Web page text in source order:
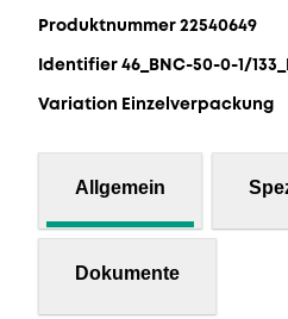
Produktnummer 22540649
Identifier 46_BNC-50-0-1/
Variation Einzelverpackung
Allgemein
Dokumente